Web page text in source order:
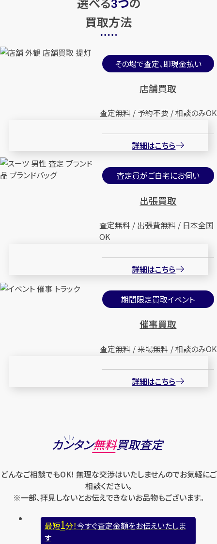
3
買取方法
その場で査定、即現金払い
店舗買取
査定無料 / 予約不要 / 相談のみOK
詳細はこちら
査定員がご自宅にお伺い
出張買取
査定無料 / 出張費無料 / 日本全国
OK
詳細はこちら
期間限定買取イベント
催事買取
査定無料 / 来場無料 / 相談のみOK
詳細はこちら
カンタン無料買取査定
どんなご相談でもOK! 無理な交渉はいたしませんのでお気軽にご
相談ください。
※一部、拝見しないとお伝えできないお品物もございます。
最短1分！今すぐ査定金額をお伝えいたしま
す